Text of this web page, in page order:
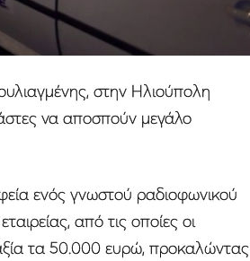
στην Ηλιούπολη
να αποσπούν μεγάλο
ενός γνωστού ραδιοφωνικού
από τις οποίες οι
τα 50.000 ευρώ, προκαλώντας